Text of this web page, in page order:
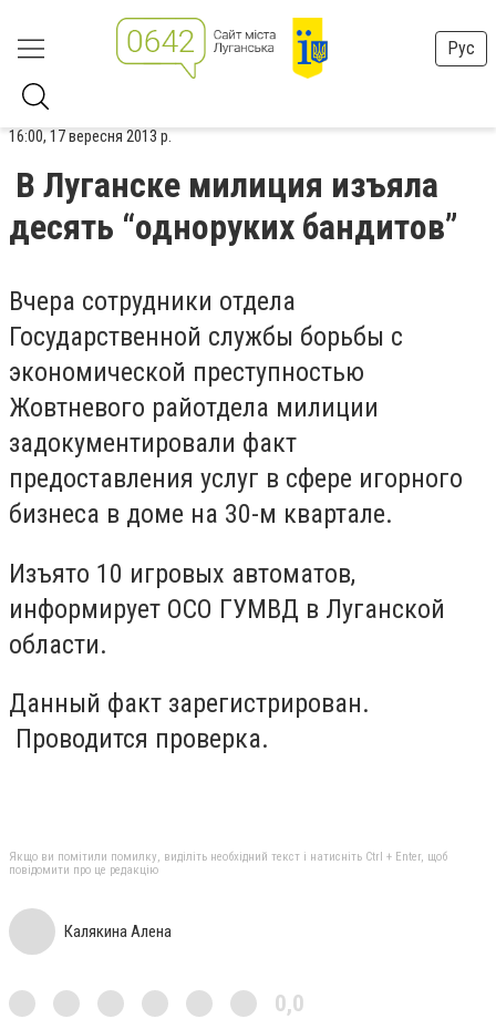
Рус
16:00, 17 вересня 2013 р.
В Луганске милиция изъяла
десять “одноруких бандитов”
Вчера сотрудники отдела
Государственной службы борьбы с
экономической преступностью
Жовтневого райотдела милиции
задокументировали факт
предоставления услуг в сфере игорного
бизнеса в доме на 30-м квартале.
Изъято 10 игровых автоматов,
информирует ОСО ГУМВД в Луганской
области.
Данный факт зарегистрирован.
Проводится проверка.
Якщо ви помітили помилку, виділіть необхідний текст і натисніть Ctrl + Enter, щоб
повідомити про це редакцію
Калякина Алена
0,0